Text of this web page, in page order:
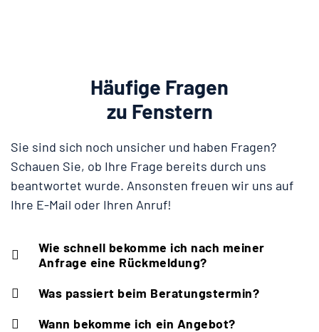
Häufige Fragen
zu Fenstern
Sie sind sich noch unsicher und haben Fragen?
Schauen Sie, ob Ihre Frage bereits durch uns
beantwortet wurde. Ansonsten freuen wir uns auf
Ihre E-Mail oder Ihren Anruf!
Wie schnell bekomme ich nach meiner
Anfrage eine Rückmeldung?
Was passiert beim Beratungstermin?
Wann bekomme ich ein Angebot?